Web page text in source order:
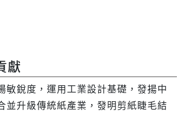
獻
敏銳度，運用工業設計基礎，發揚中
並升級傳統紙產業，發明剪紙睫毛結